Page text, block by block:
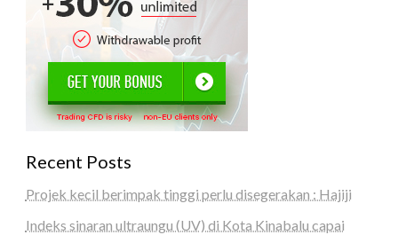
Recent Posts
Projek kecil berimpak tinggi perlu disegerakan : Hajiji
Indeks sinaran ultraungu (UV) di Kota Kinabalu capai